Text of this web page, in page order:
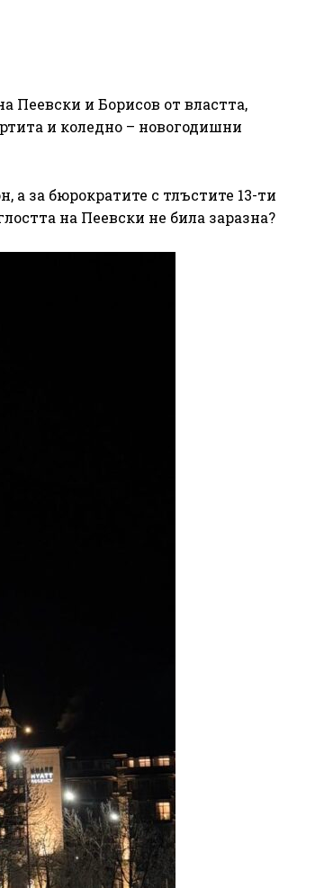
Пеевски и Борисов от властта,
и коледно – новогодишни
а за бюрократите с тлъстите 13-ти
на Пеевски не била заразна?